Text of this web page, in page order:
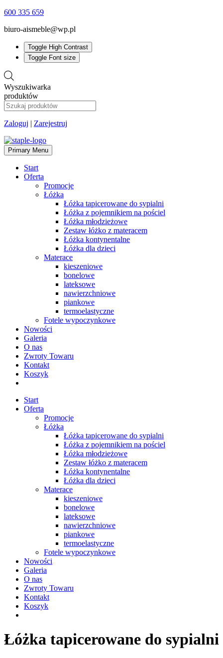
600 335 659
biuro-aismeble@wp.pl
Toggle High Contrast
Toggle Font size
Wyszukiwarka
produktów
Zaloguj | Zarejestruj
Primary Menu
Start
Oferta
Promocje
Łóżka
Łóżka tapicerowane do sypialni
Łóżka z pojemnikiem na pościel
Łóżka młodzieżowe
Zestaw łóżko z materacem
Łóżka kontynentalne
Łóżka dla dzieci
Materace
kieszeniowe
bonelowe
lateksowe
nawierzchniowe
piankowe
termoelastyczne
Fotele wypoczynkowe
Nowości
Galeria
O nas
Zwroty Towaru
Kontakt
Koszyk
Start
Oferta
Promocje
Łóżka
Łóżka tapicerowane do sypialni
Łóżka z pojemnikiem na pościel
Łóżka młodzieżowe
Zestaw łóżko z materacem
Łóżka kontynentalne
Łóżka dla dzieci
Materace
kieszeniowe
bonelowe
lateksowe
nawierzchniowe
piankowe
termoelastyczne
Fotele wypoczynkowe
Nowości
Galeria
O nas
Zwroty Towaru
Kontakt
Koszyk
Łóżka tapicerowane do sypialni